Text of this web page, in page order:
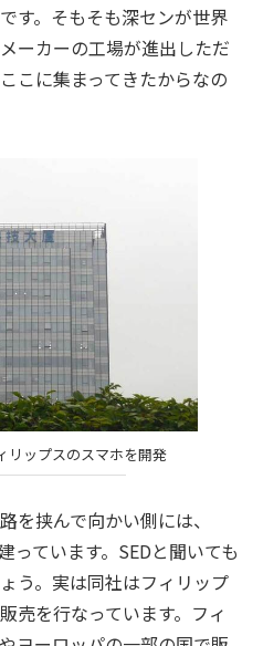
す。そもそも深センが世界
ーカーの工場が進出しただ
こに集まってきたからなの
リップスのスマホを開発
を挟んで向かい側には、
っています。SEDと聞いても
う。実は同社はフィリップ
売を行なっています。フィ